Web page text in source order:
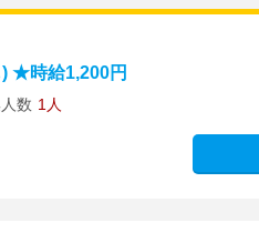
★時給1,200円
数 1人